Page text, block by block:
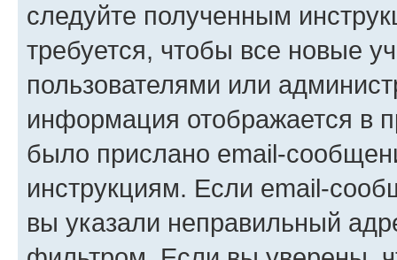
следуйте полученным
требуется, чтобы все новые
пользователями или
информация отображается в
было прислано email-
инструкциям. Если email-
вы указали неправильный